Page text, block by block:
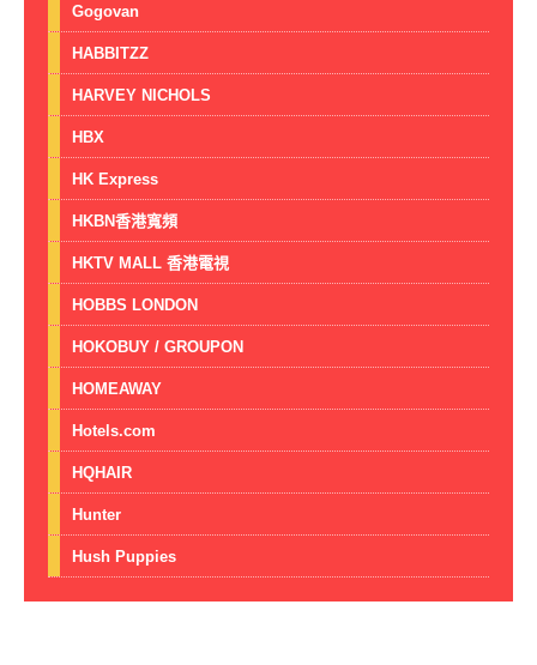
Gogovan
HABBITZZ
HARVEY NICHOLS
HBX
HK Express
HKBN香港寬頻
HKTV MALL 香港電視
HOBBS LONDON
HOKOBUY / GROUPON
HOMEAWAY
Hotels.com
HQHAIR
Hunter
Hush Puppies